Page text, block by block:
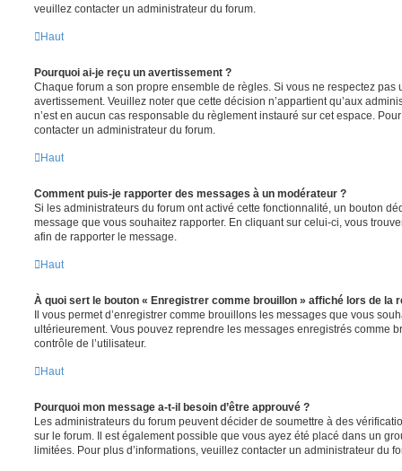
veuillez contacter un administrateur du forum.
Haut
Pourquoi ai-je reçu un avertissement ?
Chaque forum a son propre ensemble de règles. Si vous ne respectez pas
avertissement. Veuillez noter que cette décision n’appartient qu’aux
n’est en aucun cas responsable du règlement instauré sur cet espace.
contacter un administrateur du forum.
Haut
Comment puis-je rapporter des messages à un modérateur ?
Si les administrateurs du forum ont activé cette fonctionnalité, un bouton
message que vous souhaitez rapporter. En cliquant sur celui-ci, vous
afin de rapporter le message.
Haut
À quoi sert le bouton « Enregistrer comme brouillon » affiché lors de la
Il vous permet d’enregistrer comme brouillons les messages que vous
ultérieurement. Vous pouvez reprendre les messages enregistrés comme
contrôle de l’utilisateur.
Haut
Pourquoi mon message a-t-il besoin d’être approuvé ?
Les administrateurs du forum peuvent décider de soumettre à des
sur le forum. Il est également possible que vous ayez été placé dans un
limitées. Pour plus d’informations, veuillez contacter un administrateur du